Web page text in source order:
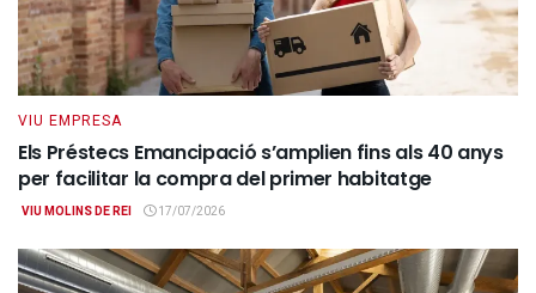
VIU EMPRESA
Els Préstecs Emancipació s’amplien fins als 40 anys
per facilitar la compra del primer habitatge
VIU MOLINS DE REI 17/07/2026